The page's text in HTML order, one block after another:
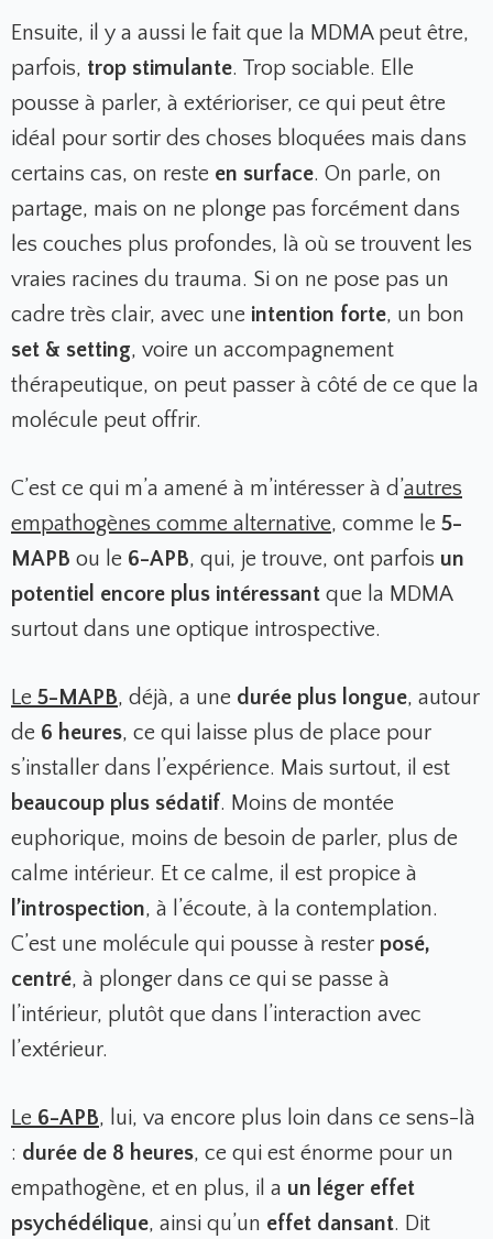
Ensuite, il y a aussi le fait que la MDMA peut être,
parfois, trop stimulante. Trop sociable. Elle
pousse à parler, à extérioriser, ce qui peut être
idéal pour sortir des choses bloquées mais dans
certains cas, on reste en surface. On parle, on
partage, mais on ne plonge pas forcément dans
les couches plus profondes, là où se trouvent les
vraies racines du trauma. Si on ne pose pas un
cadre très clair, avec une intention forte, un bon
set & setting, voire un accompagnement
thérapeutique, on peut passer à côté de ce que la
molécule peut offrir.
C’est ce qui m’a amené à m’intéresser à d’autres
empathogènes comme alternative, comme le 5-
MAPB ou le 6-APB, qui, je trouve, ont parfois un
potentiel encore plus intéressant que la MDMA
surtout dans une optique introspective.
Le 5-MAPB, déjà, a une durée plus longue, autour
de 6 heures, ce qui laisse plus de place pour
s’installer dans l’expérience. Mais surtout, il est
beaucoup plus sédatif. Moins de montée
euphorique, moins de besoin de parler, plus de
calme intérieur. Et ce calme, il est propice à
l’introspection, à l’écoute, à la contemplation.
C’est une molécule qui pousse à rester posé,
centré, à plonger dans ce qui se passe à
l’intérieur, plutôt que dans l’interaction avec
l’extérieur.
Le 6-APB, lui, va encore plus loin dans ce sens-là
: durée de 8 heures, ce qui est énorme pour un
empathogène, et en plus, il a un léger effet
psychédélique, ainsi qu’un effet dansant. Dit